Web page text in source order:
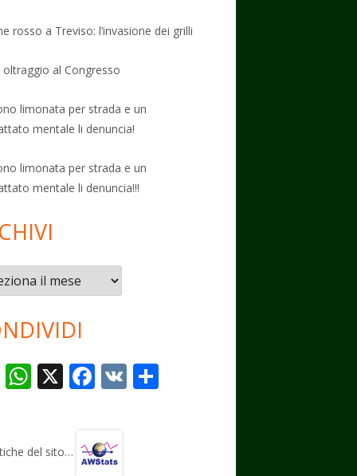
rosso a Treviso: l’invasione dei grilli
oltraggio al Congresso
limonata per strada e un
mentale li denuncia!
limonata per strada e un
mentale li denuncia!!!
T
gr
W
s
X F
b
V
del sito…